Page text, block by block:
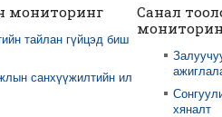
мониторинг
тайлан гүйцэд биш
санхүүжилтийн ил
Санал
хяналт